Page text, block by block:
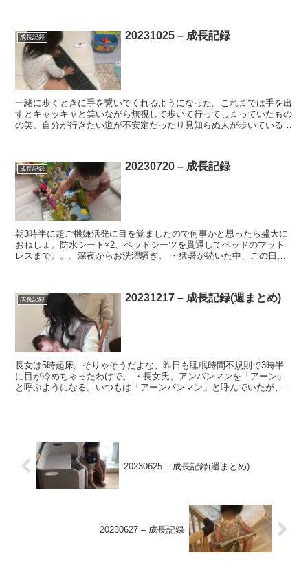
成長記録 20231025 – 成長記録
一緒に歩くときに手を繋いでくれるようになった。これまでは手を出
すとキャッキャと笑いながら無視して歩いて行ってしまっていたもの
の笑、自分が行きたい道が不安定だったり見知らぬ人が歩いている
成長記録 20230720 – 成長記録
朝3時半に超ご機嫌活発に目を覚ましたので何事かと思ったら盛大に
おねしょ。防水シート×2、ベッドシーツを貫通してベッドのマット
レスまで。。。深夜からお洗濯騒ぎ。 ・猛暑が続いた中、この日は
成長記録 20231217 – 成長記録(週まとめ)
長女は5時起床。そりゃそうだよな、昨日も睡眠時間不規則で3時半
に目が冷めちゃったわけで。 ・長女氏、アンパンマンを「アーン」
と呼ぶようになる。いつもは「アーンパンマン」と呼んでいたが、後
20230625 – 成長記録(週まとめ)
20230627 – 成長記録